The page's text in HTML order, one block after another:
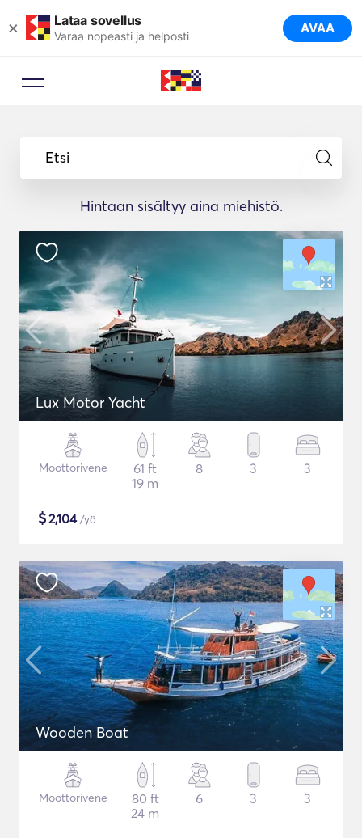
× Lataa sovellus
Varaa nopeasti ja helposti AVAA
Etsi
Hintaan sisältyy aina miehistö.
Lux Motor Yacht
Moottorivene
61 ft
19 m
8 3 3
$2,104/yö
Wooden Boat
Moottorivene
80 ft
24 m
6 3 3